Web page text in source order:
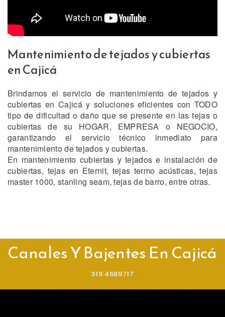
Mantenimiento de tejados y cubiertas
en Cajicá
Brindamos el servicio de mantenimiento de tejados y
cubiertas en Cajicá y soluciones eficientes con TODO
tipo de dificultad o daño que se presente en las tejas o
cubiertas de su HOGAR, EMPRESA o NEGOCIO,
garantizando el servicio técnico inmediato para
mantenimiento de tejados y cubiertas.
En mantenimiento cubiertas y tejados e instalación de
cubiertas, tejas en Eternit, tejas termo acústicas, tejas
master 1000, stanling seam, tejas de barro, entre otras.
Canales Y Bajentes En Cajicá
319 4689717